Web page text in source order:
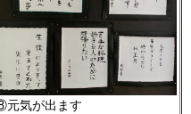
気が出ます